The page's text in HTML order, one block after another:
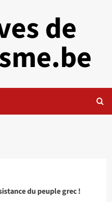
de
du peuple grec !